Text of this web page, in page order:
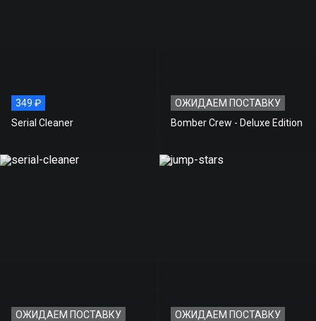
349 ₽
Serial Cleaner
ОЖИДАЕМ ПОСТАВКУ
Bomber Crew - Deluxe Edition
ОЖИДАЕМ ПОСТАВКУ
ОЖИДАЕМ ПОСТАВКУ